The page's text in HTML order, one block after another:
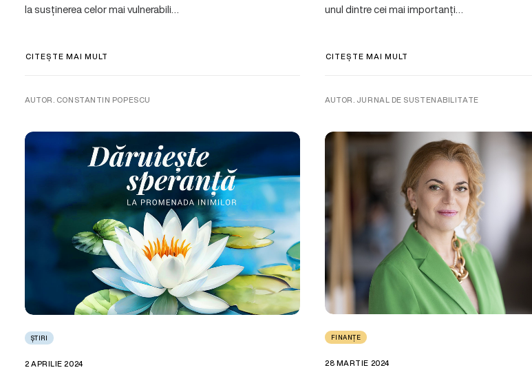
la susținerea celor mai vulnerabili…
CITEȘTE MAI MULT
AUTOR. CONSTANTIN POPESCU
unul dintre cei mai importanți…
CITEȘTE MAI MULT
AUTOR. JURNAL DE SUSTENABILITATE
ȘTIRI
2 APRILIE 2024
FINANȚE
28 MARTIE 2024